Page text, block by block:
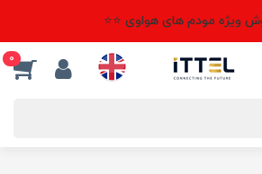
ویژه مودم های هواوی ⭐⭐
0